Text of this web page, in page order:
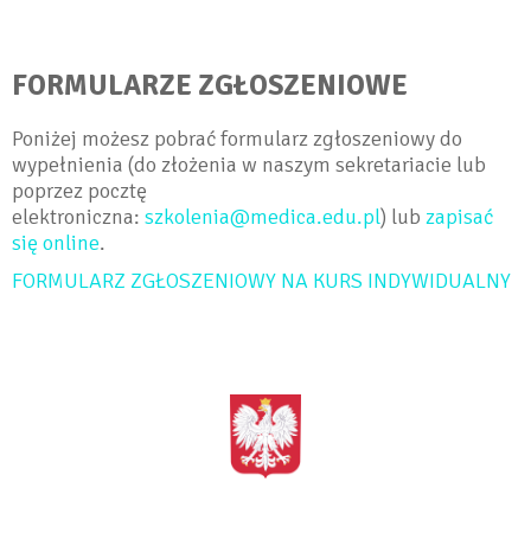
FORMULARZE ZGŁOSZENIOWE
Poniżej możesz pobrać formularz zgłoszeniowy do
wypełnienia (do złożenia w naszym sekretariacie lub
poprzez pocztę
elektroniczna: szkolenia@medica.edu.pl) lub zapisać
się online.
FORMULARZ ZGŁOSZENIOWY NA KURS INDYWIDUALNY